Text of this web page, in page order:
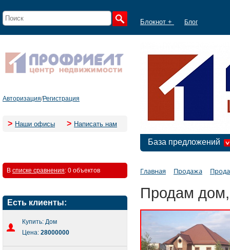
Блокнот + Блог
Авторизация/Регистрация
> Наши офисы > Написать нам
База предложений
В списке сравнения: 0 объектов
Есть клиенты:
Купить: Дом
Цена: 28000000
Главная Продажа
Продам